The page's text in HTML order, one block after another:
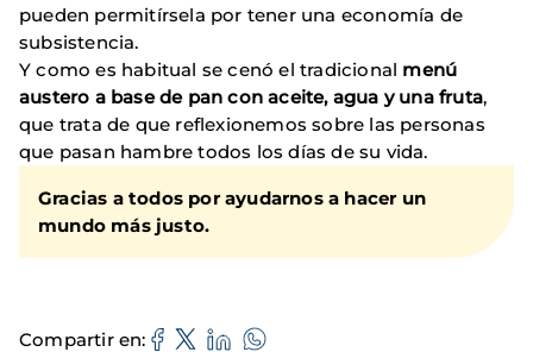
pueden permitírsela por tener una economía de
subsistencia.
Y como es habitual se cenó el tradicional menú
austero a base de pan con aceite, agua y una fruta,
que trata de que reflexionemos sobre las personas
que pasan hambre todos los días de su vida.
Gracias a todos por ayudarnos a hacer un
mundo más justo.
Compartir en